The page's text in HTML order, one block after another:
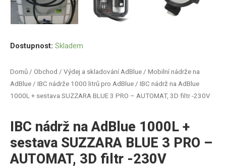
Domů / Obchod / Výdej a skladování AdBlue / Mobilní nádrže na
AdBlue / IBC nádrže 1000 litrů pro AdBlue / IBC nádrž na AdBlue
1000L + sestava SUZZARA BLUE 3 PRO – AUTOMAT, 3D filtr -230V
IBC nádrž na AdBlue 1000L +
sestava SUZZARA BLUE 3 PRO –
AUTOMAT, 3D filtr -230V
Dostupnost: Skladem